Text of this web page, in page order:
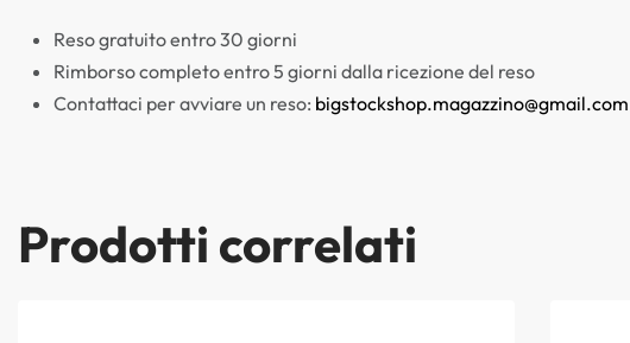
Reso gratuito entro 30 giorni
Rimborso completo entro 5 giorni dalla ricezione del reso
Contattaci per avviare un reso: bigstockshop.magazzino@gmail.com
Prodotti correlati